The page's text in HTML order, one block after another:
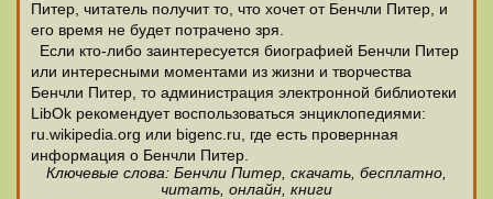
Питер, читатель получит то, что хочет от Бенчли Питер, и
его время не будет потрачено зря.
Если кто-либо заинтересуется биографией Бенчли Питер
или интересными моментами из жизни и творчества
Бенчли Питер, то администрация электронной библиотеки
LibOk рекомендует воспользоваться энциклопедиями:
ru.wikipedia.org или bigenc.ru, где есть провернная
информация о Бенчли Питер.
Ключевые слова: Бенчли Питер, скачать, бесплатно,
читать, онлайн, книги